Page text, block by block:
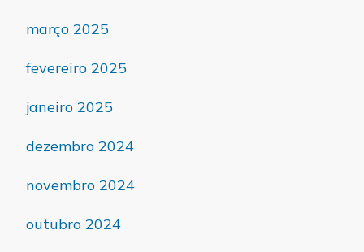
março 2025
fevereiro 2025
janeiro 2025
dezembro 2024
novembro 2024
outubro 2024